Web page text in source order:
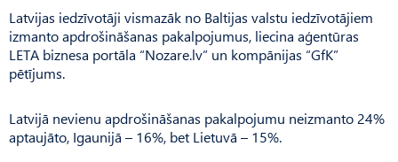
Latvijas iedzīvotāji vismazāk no Baltijas valstu iedzīvotājiem
izmanto apdrošināšanas pakalpojumus, liecina aģentūras
LETA biznesa portāla “Nozare.lv” un kompānijas “GfK”
pētījums.
Latvijā nevienu apdrošināšanas pakalpojumu neizmanto 24%
aptaujāto, Igaunijā – 16%, bet Lietuvā – 15%.